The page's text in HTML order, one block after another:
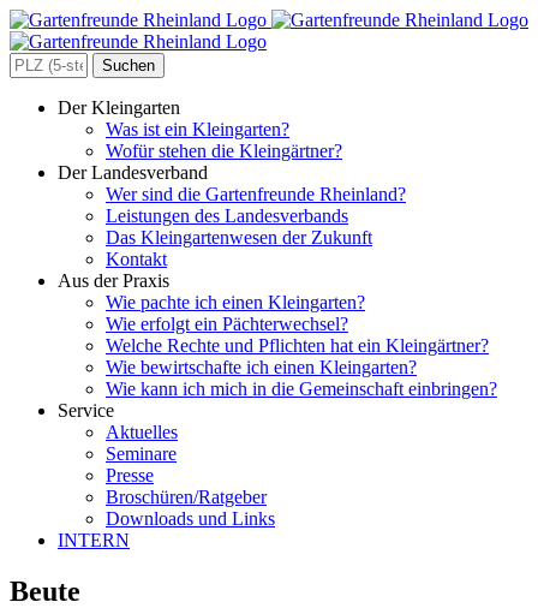
Zum
Inhalt
springen
Search
for:
Der Kleingarten
Was ist ein Kleingarten?
Wofür stehen die Kleingärtner?
Der Landesverband
Wer sind die Gartenfreunde Rheinland?
Leistungen des Landesverbands
Das Kleingartenwesen der Zukunft
Kontakt
Aus der Praxis
Wie pachte ich einen Kleingarten?
Wie erfolgt ein Pächterwechsel?
Welche Rechte und Pflichten hat ein Kleingärtner?
Wie bewirtschafte ich einen Kleingarten?
Wie kann ich mich in die Gemeinschaft einbringen?
Service
Aktuelles
Seminare
Presse
Broschüren/Ratgeber
Downloads und Links
INTERN
Beute